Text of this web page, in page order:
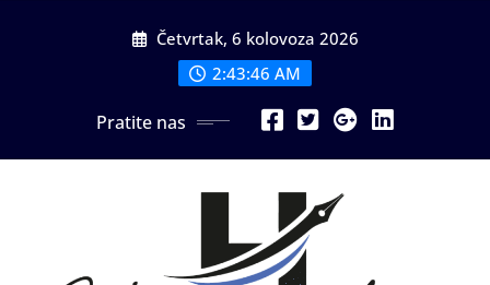
Četvrtak, 6 kolovoza 2026
2:43:47 AM
Pratite nas